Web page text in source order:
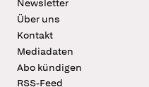
Newsletter
Über uns
Kontakt
Mediadaten
Abo kündigen
RSS-Feed